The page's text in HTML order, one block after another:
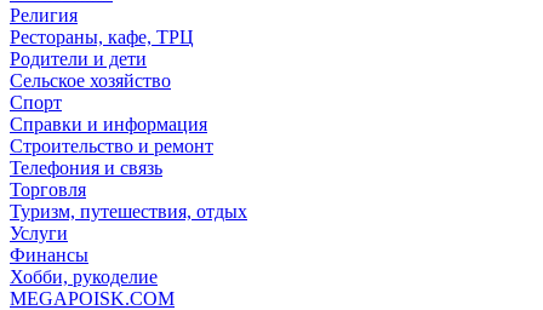
Религия
Рестораны, кафе, ТРЦ
Родители и дети
Сельское хозяйство
Спорт
Справки и информация
Строительство и ремонт
Телефония и связь
Торговля
Туризм, путешествия, отдых
Услуги
Финансы
Хобби, рукоделие
MEGAPOISK.COM